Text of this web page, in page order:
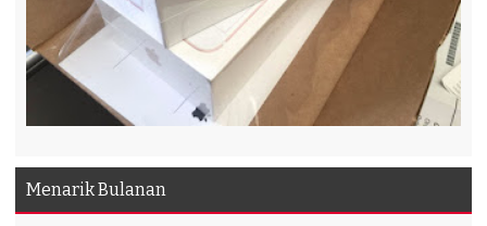
Menarik Bulanan